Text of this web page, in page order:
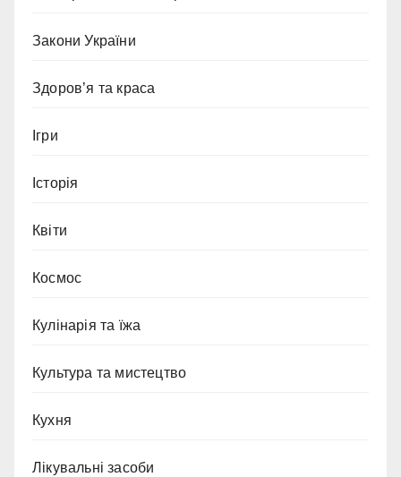
Закони України
Здоров’я та краса
Ігри
Історія
Квіти
Космос
Кулінарія та їжа
Культура та мистецтво
Кухня
Лікувальні засоби